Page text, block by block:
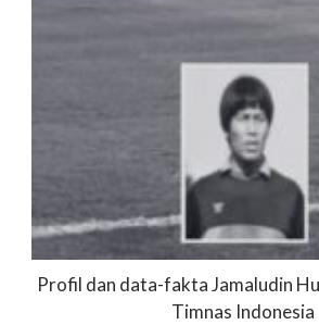
Profil dan data-fakta Jamaludin
Timnas Indonesia